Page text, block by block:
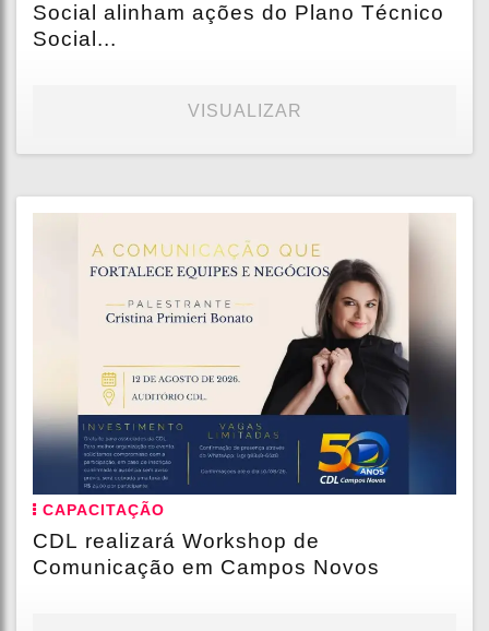
Social alinham ações do Plano Técnico
Social...
VISUALIZAR
CAPACITAÇÃO
CDL realizará Workshop de
Comunicação em Campos Novos